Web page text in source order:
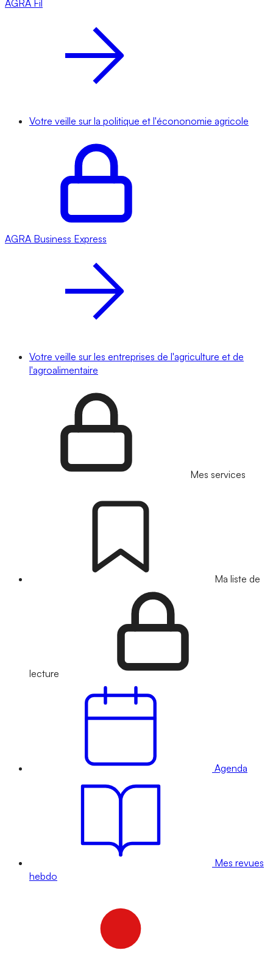
AGRA Fil
Votre veille sur la politique et l'écononomie agricole
AGRA Business Express
Votre veille sur les entreprises de l'agriculture et de
l'agroalimentaire
Mes services
Ma liste de
lecture
Agenda
Mes revues
hebdo